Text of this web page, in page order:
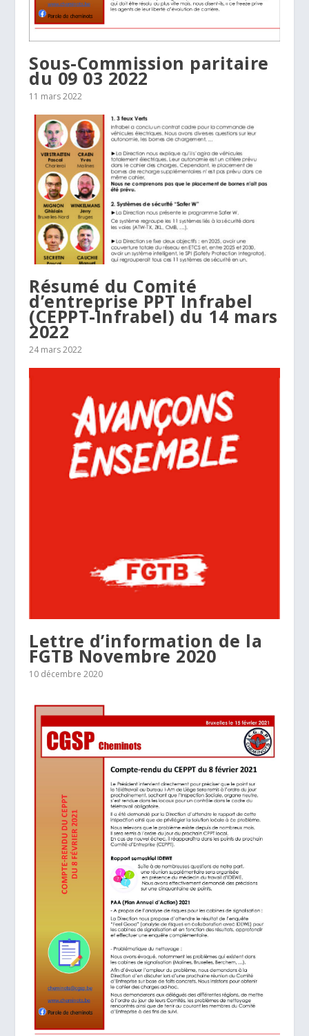
Sous-Commission paritaire
du 09 03 2022
11 mars 2022
Résumé du Comité
d’entreprise PPT Infrabel
(CEPPT-Infrabel) du 14 mars
2022
24 mars 2022
Lettre d’information de la
FGTB Novembre 2020
10 décembre 2020